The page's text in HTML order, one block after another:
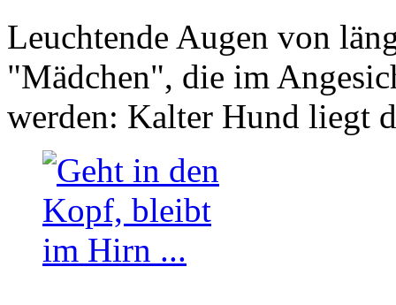
Leuchtende Augen von
"Mädchen", die im
werden: Kalter Hund liegt